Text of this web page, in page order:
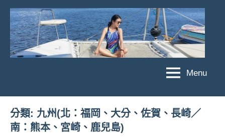
Skip
content
菲
亞
娃
亞
娃
Menu
分類: 九州(北：福岡、大分、佐賀、長崎／
南：熊本、宮崎、鹿兒島)